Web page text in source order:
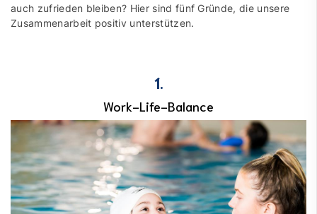
auch zu­frie­den blei­ben? Hier sind fünf Gründe, die unsere
Zusammenarbeit positiv unterstützen.
1.
Work-Life-Balance